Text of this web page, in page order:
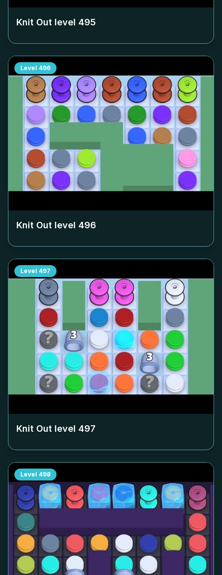
Knit Out level 495
Level 496
Knit Out level 496
Level 497
Knit Out level 497
Level 498